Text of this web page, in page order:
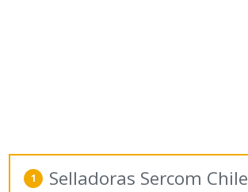
1 Selladoras Sercom Chile